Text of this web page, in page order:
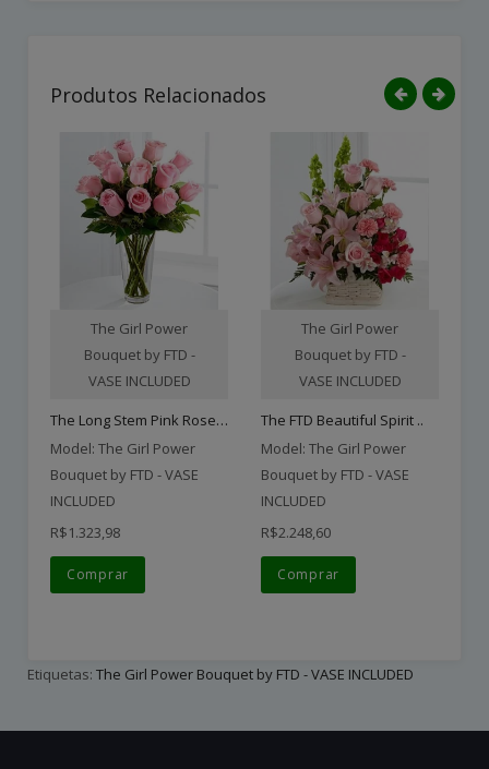
Produtos Relacionados
The Girl Power
Bouquet by FTD -
VASE INCLUDED
The Long Stem Pink Rose B..
Model: The Girl Power
Bouquet by FTD - VASE
INCLUDED
R$1.323,98
Comprar
The Girl Power
Bouquet by FTD -
VASE INCLUDED
The FTD Beautiful Spirit ..
Model: The Girl Power
Bouquet by FTD - VASE
INCLUDED
R$2.248,60
Comprar
Etiquetas: The Girl Power Bouquet by FTD - VASE INCLUDED